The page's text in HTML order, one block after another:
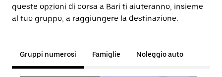
queste opzioni di corsa a Bari ti aiuteranno, insieme
al tuo gruppo, a raggiungere la destinazione.
Gruppi numerosi Famiglie Noleggio auto